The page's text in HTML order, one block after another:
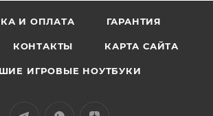
И ОПЛАТА ГАРАНТИЯ
КОНТАКТЫ КАРТА САЙТА
ИГРОВЫЕ НОУТБУКИ